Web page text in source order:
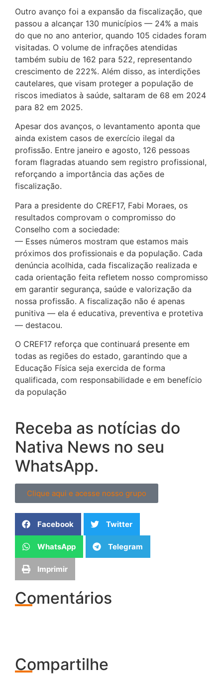
Outro avanço foi a expansão da fiscalização, que
passou a alcançar 130 municípios — 24% a mais
do que no ano anterior, quando 105 cidades foram
visitadas. O volume de infrações atendidas
também subiu de 162 para 522, representando
crescimento de 222%. Além disso, as interdições
cautelares, que visam proteger a população de
riscos imediatos à saúde, saltaram de 68 em 2024
para 82 em 2025.
Apesar dos avanços, o levantamento aponta que
ainda existem casos de exercício ilegal da
profissão. Entre janeiro e agosto, 126 pessoas
foram flagradas atuando sem registro profissional,
reforçando a importância das ações de
fiscalização.
Para a presidente do CREF17, Fabi Moraes, os
resultados comprovam o compromisso do
Conselho com a sociedade:
— Esses números mostram que estamos mais
próximos dos profissionais e da população. Cada
denúncia acolhida, cada fiscalização realizada e
cada orientação feita refletem nosso compromisso
em garantir segurança, saúde e valorização da
nossa profissão. A fiscalização não é apenas
punitiva — ela é educativa, preventiva e protetiva
— destacou.
O CREF17 reforça que continuará presente em
todas as regiões do estado, garantindo que a
Educação Física seja exercida de forma
qualificada, com responsabilidade e em benefício
da população
Receba as notícias do
Nativa News no seu
WhatsApp.
Clique aqui e acesse nosso grupo
Facebook Twitter
WhatsApp Telegram
Imprimir
Comentários
Compartilhe